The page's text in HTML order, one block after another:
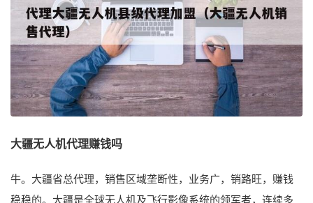
大疆无人机代理赚钱吗
牛。大疆省总代理，销售区域垄断性，业务广，销路旺，赚钱
稳稳的。大疆是全球无人机及飞行影像系统的领军者，连续多